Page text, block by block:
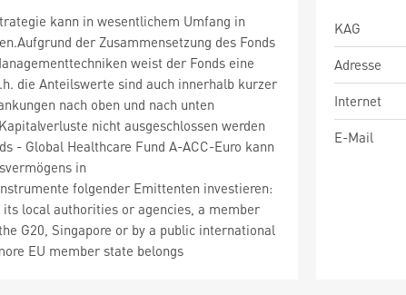
kann in wesentlichem Umfang in
der Zusammensetzung des Fonds
weist der Fonds eine
die Anteilswerte sind auch innerhalb kurzer
nach oben und nach unten
nicht ausgeschlossen werden
- Global Healthcare Fund A-ACC-Euro kann
in
folgender Emittenten investieren:
local authorities or agencies, a member
G20, Singapore or by a public international
EU member state belongs
KAG
Adresse
Internet
E-Mail